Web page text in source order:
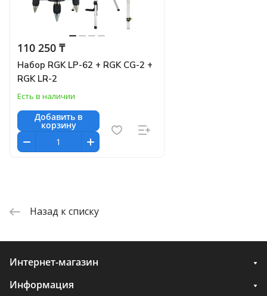
110 250 ₸
Набор RGK LP-62 + RGK CG-2 +
RGK LR-2
Есть в наличии
Добавить в
корзину
Назад к списку
Интернет-магазин
Информация